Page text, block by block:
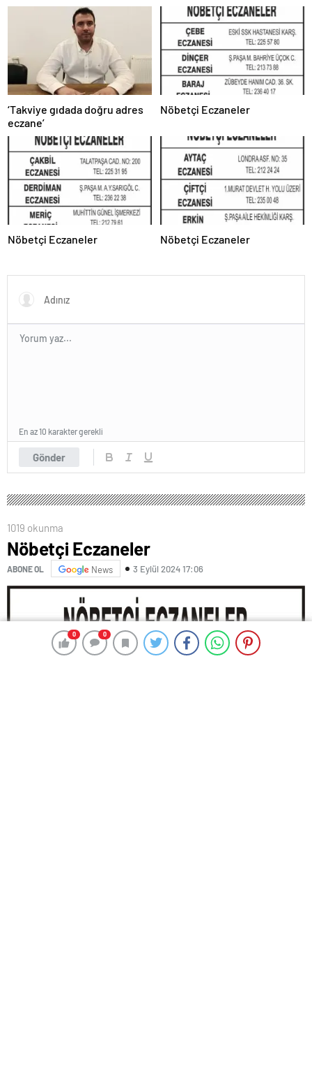
0 0
‘Takviye gıdada doğru adres
eczane’
Nöbetçi Eczaneler
Nöbetçi Eczaneler Nöbetçi Eczaneler
Gönder
En az 10 karakter gerekli
1019 okunma
Nöbetçi Eczaneler
ABONE OL News 3 Eylül 2024 17:06
0 0